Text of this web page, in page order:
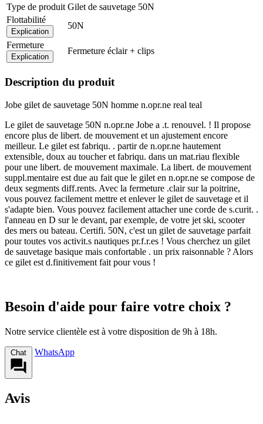
Type de produit Gilet de sauvetage 50N
Flottabilité
Explication
50N
Fermeture
Explication
Fermeture éclair + clips
Description du produit
Jobe gilet de sauvetage 50N homme n.opr.ne real teal
Le gilet de sauvetage 50N n.opr.ne Jobe a .t. renouvel. ! Il propose
encore plus de libert. de mouvement et un ajustement encore
meilleur. Le gilet est fabriqu. . partir de n.opr.ne hautement
extensible, doux au toucher et fabriqu. dans un mat.riau flexible
pour une libert. de mouvement maximale. La libert. de mouvement
suppl.mentaire est due au fait que le gilet en n.opr.ne se compose de
deux segments diff.rents. Avec la fermeture .clair sur la poitrine,
vous pouvez facilement mettre et enlever le gilet de sauvetage et il
s'adapte bien. Vous pouvez facilement attacher une corde de s.curit. .
l'anneau en D sur le devant, par exemple, de votre jet ski, scooter
des mers ou bateau. Certifi. 50N, c'est un gilet de sauvetage parfait
pour toutes vos activit.s nautiques pr.f.r.es ! Vous cherchez un gilet
de sauvetage basique mais confortable . un prix raisonnable ? Alors
ce gilet est d.finitivement fait pour vous !
Besoin d'aide pour faire votre choix ?
Notre service clientèle est à votre disposition de 9h à 18h.
Chat WhatsApp
Avis